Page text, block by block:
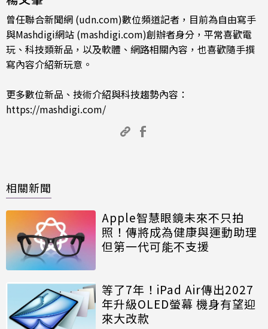
曾任聯合新聞網 (udn.com)數位頻道記者，目前為自由寫手
與Mashdigi網站 (mashdigi.com)創辦者身分，平常喜歡電
玩、科技類新品，以及軟體、網路相關內容，也喜歡隨手撰
寫內容介紹新玩意。
更多數位新品、技術介紹與科技趨勢內容：
https://mashdigi.com/
相關新聞
Apple智慧眼鏡未來不只拍
照！傳將成為健康與運動助理
但第一代可能不支援
等了7年！iPad Air傳出2027
年升級OLED螢幕 機身有望迎
來大改款